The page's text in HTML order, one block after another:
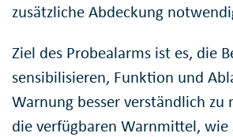
zusätzliche Abdeckung
Ziel des Probealarms ist es, die
sensibilisieren, Funktion und
Warnung besser verständlich zu
die verfügbaren Warnmittel, wie